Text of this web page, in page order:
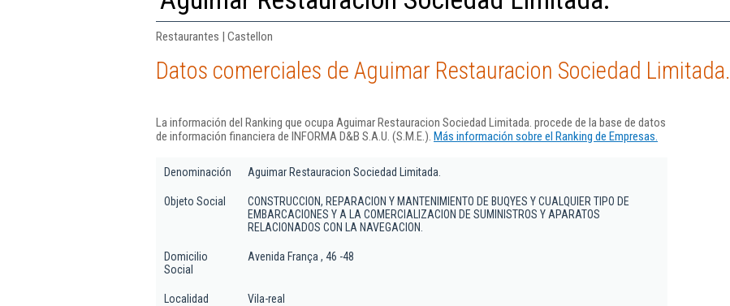
Restaurantes | Castellon
Datos comerciales de Aguimar Restauracion Sociedad Limitada.
La información del Ranking que ocupa Aguimar Restauracion Sociedad Limitada. procede de la base de datos
de información financiera de INFORMA D&B S.A.U. (S.M.E.). Más información sobre el Ranking de Empresas.
Denominación Aguimar Restauracion Sociedad Limitada.
Objeto Social
CONSTRUCCION, REPARACION Y MANTENIMIENTO DE BUQYES Y CUALQUIER TIPO DE
EMBARCACIONES Y A LA COMERCIALIZACION DE SUMINISTROS Y APARATOS
RELACIONADOS CON LA NAVEGACION.
Domicilio
Social
Avenida França , 46 -48
Localidad Vila-real